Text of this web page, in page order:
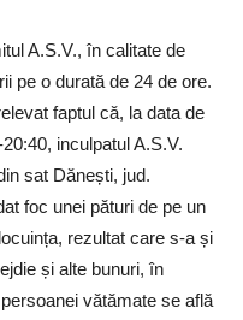
A.S.V., în calitate de
pe o durată de 24 de ore.
faptul că, la data de
inculpatul A.S.V.
sat Dănești, jud.
foc unei pături de pe un
rezultat care s-a și
și alte bunuri, în
vătămate se află